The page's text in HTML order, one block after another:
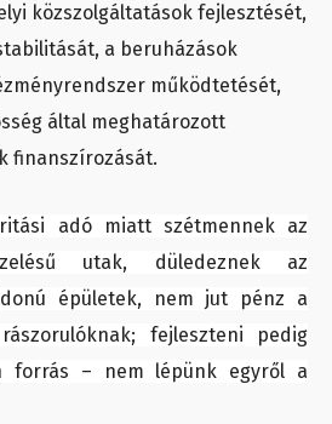
közszolgáltatások fejlesztését,
a beruházások
működtetését,
által meghatározott
finanszírozását.
adó miatt szétmennek az
utak, düledeznek az
épületek, nem jut pénz a
fejleszteni pedig
forrás – nem lépünk egyről a